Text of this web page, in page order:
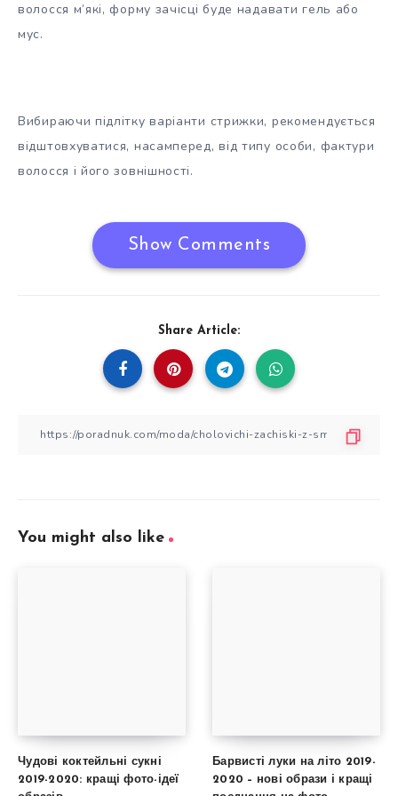
волосся м’які, форму зачісці буде надавати гель або
мус.
Вибираючи підлітку варіанти стрижки, рекомендується
відштовхуватися, насамперед, від типу особи, фактури
волосся і його зовнішності.
Show Comments
Share Article:
You might also like
Чудові коктейльні сукні
2019-2020: кращі фото-ідеї
Барвисті луки на літо 2019-
2020 – нові образи і кращі